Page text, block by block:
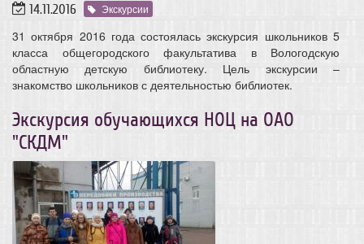
14.11.2016 Экскурсии
31 октября 2016 года состоялась экскурсия школьников 5
класса общегородского факультатива в Вологодскую
областную детскую библиотеку. Цель экскурсии –
знакомство школьников с деятельностью библиотек.
Экскурсия обучающихся НОЦ на ОАО
"СКДМ"